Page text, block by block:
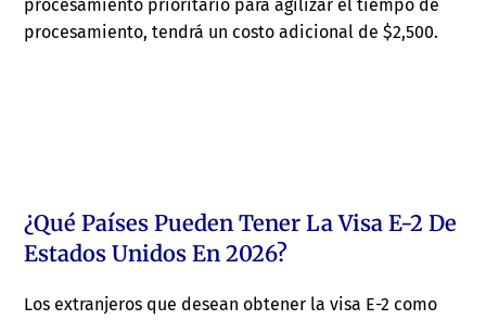
procesamiento prioritario para agilizar el tiempo de
procesamiento, tendrá un costo adicional de $2,500.
¿Qué Países Pueden Tener La Visa E-2 De
Estados Unidos En 2026?
Los extranjeros que desean obtener la visa E-2 como